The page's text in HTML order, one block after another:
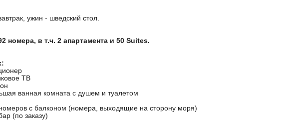
ужин - шведский стол.
номера, в т.ч. 2 апартамента и 50 Suites.
ТВ
ванная комната с душем и туалетом
с балконом (номера, выходящие на сторону моря)
(по заказу)